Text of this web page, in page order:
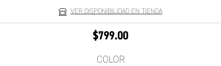
VER DISPONIBILIDAD EN TIENDA
$799.00
COLOR